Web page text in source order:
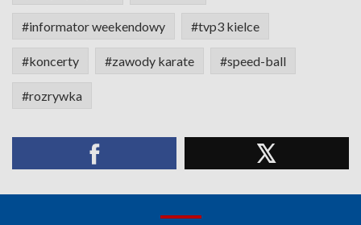
#informator weekendowy #tvp3 kielce
#koncerty #zawody karate #speed-ball
#rozrywka